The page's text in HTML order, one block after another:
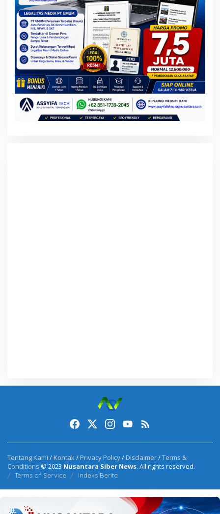
Tentang Kami /Kontak/Privacy Policy/Disclaimer/Terms &
Conditions © 2023 Nusantara Siber News. All rights reserved.
Terms of Service Indeks Berita